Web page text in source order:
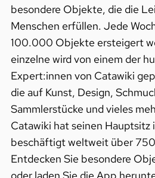
besondere Objekte, die die
Menschen erfüllen. Jede
100.000 Objekte ersteigert
einzelne wird von einem der
Expert:innen von Catawiki
die auf Kunst, Design,
Sammlerstücke und vieles
Catawiki hat seinen Hauptsitz
beschäftigt weltweit über
Entdecken Sie besondere
oder laden Sie die App